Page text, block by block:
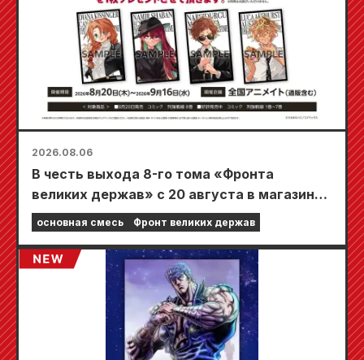
2026.08.06
В честь выхода 8-го тома «Фронта
великих держав» с 20 августа в магазинах
Animate по всей стране пройдет
ограниченная по времени ярмарка, где вы
сможете получить специально
разработанную мини-карту (всего 4 вида)!
основная смесь Фронт великих держав